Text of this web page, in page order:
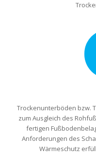
Trockenunterböden bzw.
zum Ausgleich des
fertigen
Anforderungen des
Wärmeschutz